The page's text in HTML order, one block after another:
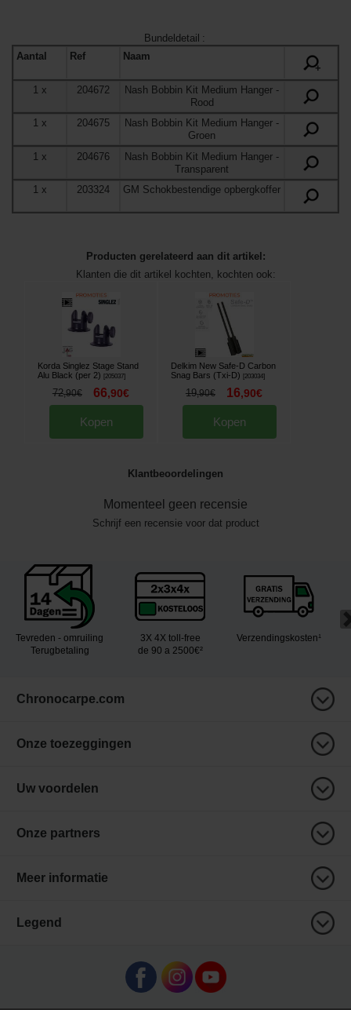
Bundeldetail :
Aantal
Ref
Naam
+
1 x 204672 Nash Bobbin Kit Medium Hanger -
Rood
1x 204675 Nash Bobbin Kit Medium Hanger -
Groen
1 x 204676 Nash Bobbin Kit Medium Hanger -
Transparent
1x 203324 GM Schokbestendige opbergkoffer
Producten gerelateerd aan dit artikel:
Klanten die dit artikel kochten, kochten ook:
Korda Singlez Stage Stand
Alu Black (per 2)
[205037]
72,90€ 66,90€
Kopen
Delkim New Safe-D Carbon
Snag Bars (Txi-D)
[203034]
19,90€ 16,90€
Kopen
Klantbeoordelingen
Momenteel geen recensie
Schrijf een recensie voor dat product
Tevreden - omruiling
Terugbetaling
3X 4X toll-free
de 90 a 2500€²
Verzendingskosten¹
Chronocarpe.com
Onze toezeggingen
Uw voordelen
Onze partners
Meer informatie
Legend